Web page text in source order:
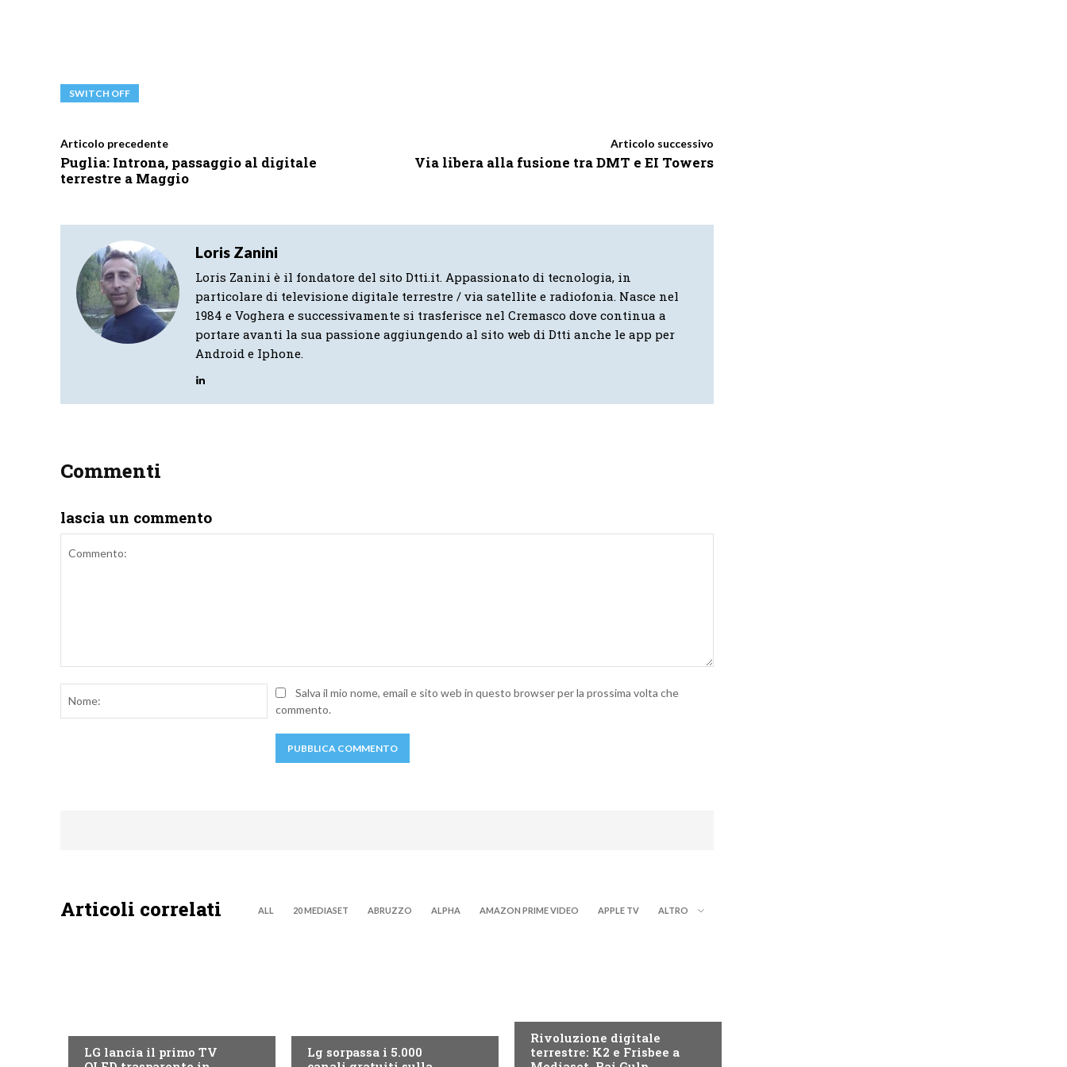
SWITCH OFF
Articolo precedente
Puglia: Introna, passaggio al digitale
terrestre a Maggio
Articolo successivo
Via libera alla fusione tra DMT e EI Towers
Loris Zanini
Loris Zanini è il fondatore del sito Dtti.it. Appassionato di tecnologia, in
particolare di televisione digitale terrestre / via satellite e radiofonia. Nasce nel
1984 e Voghera e successivamente si trasferisce nel Cremasco dove continua a
portare avanti la sua passione aggiungendo al sito web di Dtti anche le app per
Android e Iphone.
Commenti
lascia un commento
Nome:Salva il mio nome, email e sito web in questo browser per la prossima volta che
commento.
Articoli correlati ALL 20 MEDIASET ABRUZZO ALPHA AMAZON PRIME VIDEO APPLE TV ALTRO
LG lancia il primo TV
Lg sorpassa i 5.000
Rivoluzione digitale
terrestre: K2 e Frisbee a